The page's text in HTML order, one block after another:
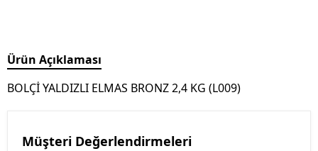
Ürün Açıklaması
BOLÇİ YALDIZLI ELMAS BRONZ 2,4 KG (L009)
Müşteri Değerlendirmeleri